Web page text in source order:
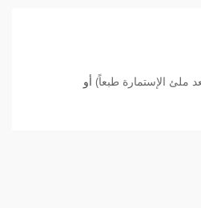
ملئ الإستمارة طبعاً) أو